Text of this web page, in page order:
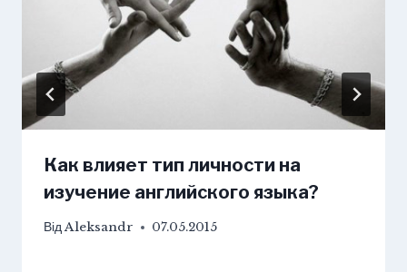
Как влияет тип личности на
изучение английского языка?
ВідAleksandr 07.05.2015